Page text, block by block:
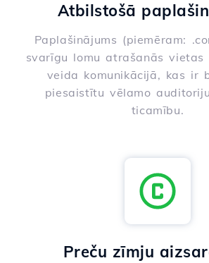
Atbilstošā
Paplašinājums (piemēram:
svarīgu lomu atrašanās vietas
veida komunikācijā, kas ir
piesaistītu vēlamo
ticamību.
Preču zīmju